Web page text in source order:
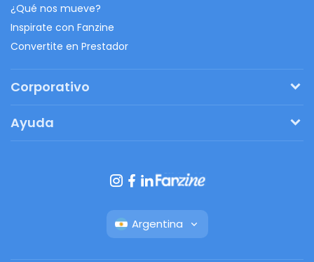
¿Qué nos mueve?
Inspirate con Fanzine
Convertite en Prestador
Corporativo
Regalos originales
Ayuda
Botón de arrepentimiento
Argentina